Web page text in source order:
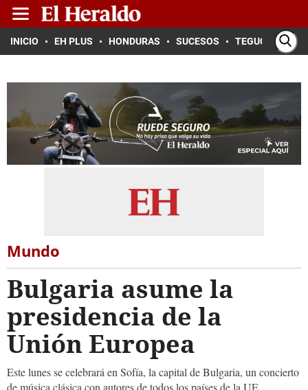
INICIO EH PLUS HONDURAS SUCESOS TEGUCIGALPA
Mundo
Bulgaria asume la
presidencia de la
Unión Europea
Este lunes se celebrará en Sofía, la capital de Bulgaria, un concierto
de música clásica con autores de todos los países de la UE